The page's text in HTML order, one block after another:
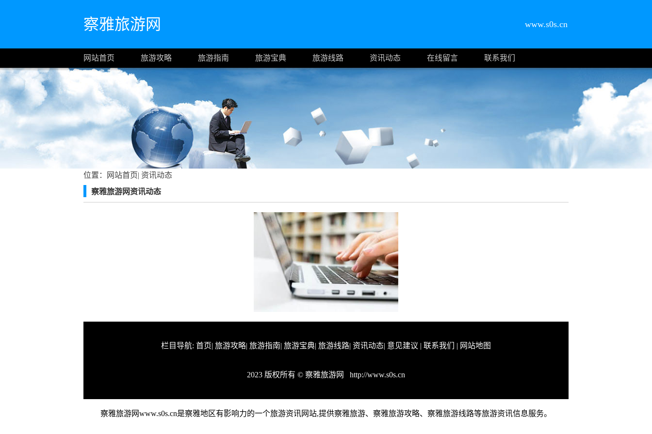
察雅旅游网 www.s0s.cn
网站首页 旅游攻略 旅游指南 旅游宝典 旅游线路 资讯动态 在线留言 联系我们
位置： 网站首页| 资讯动态
察雅旅游网资讯动态
栏目导航: 首页| 旅游攻略| 旅游指南| 旅游宝典| 旅游线路| 资讯动态| 意见建议 | 联系我们 | 网站地图
2023 版权所有 © 察雅旅游网 http://www.s0s.cn
察雅旅游网www.s0s.cn是察雅地区有影响力的一个旅游资讯网站,提供察雅旅游、察雅旅游攻略、察雅旅游线路等旅游资讯信息服务。